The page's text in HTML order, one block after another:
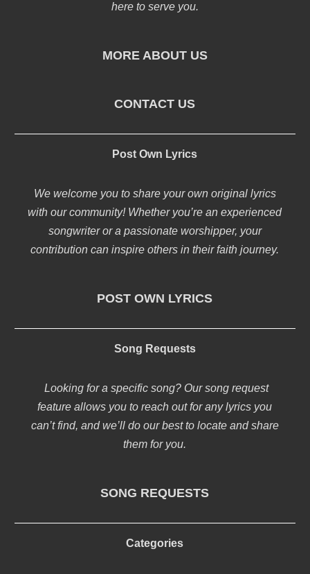
here to serve you.
MORE ABOUT US
CONTACT US
Post Own Lyrics
We welcome you to share your own original lyrics
with our community! Whether you’re an experienced
songwriter or a passionate worshipper, your
contribution can inspire others in their faith journey.
POST OWN LYRICS
Song Requests
Looking for a specific song? Our song request
feature allows you to reach out for any lyrics you
can’t find, and we’ll do our best to locate and share
them for you.
SONG REQUESTS
Categories